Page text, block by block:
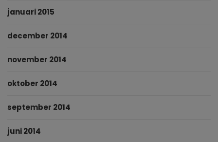
januari 2015
december 2014
november 2014
oktober 2014
september 2014
juni 2014